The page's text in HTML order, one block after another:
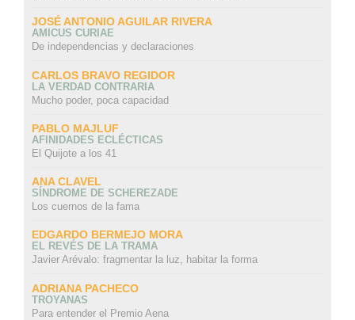
JOSÉ ANTONIO AGUILAR RIVERA
AMICUS CURIAE
De independencias y declaraciones
CARLOS BRAVO REGIDOR
LA VERDAD CONTRARIA
Mucho poder, poca capacidad
PABLO MAJLUF
AFINIDADES ECLÉCTICAS
El Quijote a los 41
ANA CLAVEL
SÍNDROME DE SCHEREZADE
Los cuernos de la fama
EDGARDO BERMEJO MORA
EL REVÉS DE LA TRAMA
Javier Arévalo: fragmentar la luz, habitar la forma
ADRIANA PACHECO
TROYANAS
Para entender el Premio Aena